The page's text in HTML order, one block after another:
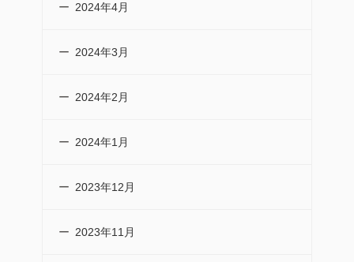
2024年4月
2024年3月
2024年2月
2024年1月
2023年12月
2023年11月